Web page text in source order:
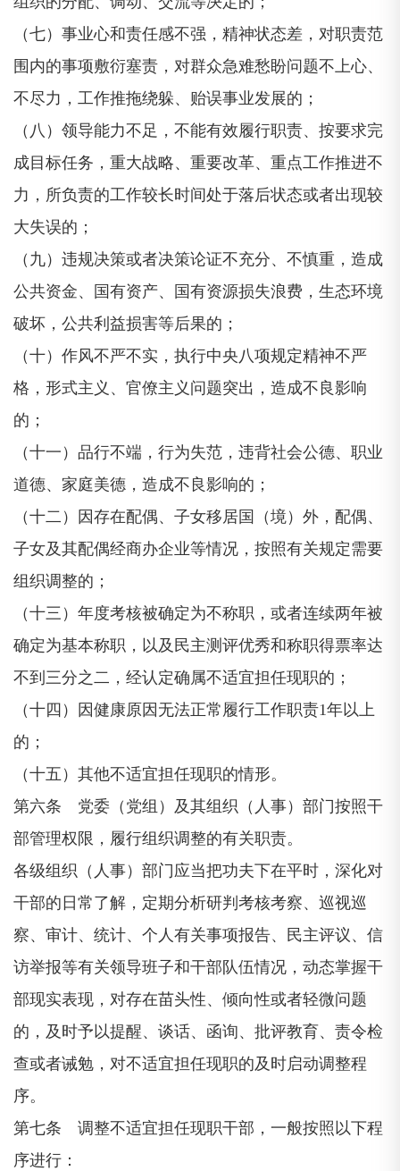
（七）事业心和责任感不强，精神状态差，对职责范
围内的事项敷衍塞责，对群众急难愁盼问题不上心、
不尽力，工作推拖绕躲、贻误事业发展的；
（八）领导能力不足，不能有效履行职责、按要求完
成目标任务，重大战略、重要改革、重点工作推进不
力，所负责的工作较长时间处于落后状态或者出现较
大失误的；
（九）违规决策或者决策论证不充分、不慎重，造成
公共资金、国有资产、国有资源损失浪费，生态环境
破坏，公共利益损害等后果的；
（十）作风不严不实，执行中央八项规定精神不严
格，形式主义、官僚主义问题突出，造成不良影响
的；
（十一）品行不端，行为失范，违背社会公德、职业
道德、家庭美德，造成不良影响的；
（十二）因存在配偶、子女移居国（境）外，配偶、
子女及其配偶经商办企业等情况，按照有关规定需要
组织调整的；
（十三）年度考核被确定为不称职，或者连续两年被
确定为基本称职，以及民主测评优秀和称职得票率达
不到三分之二，经认定确属不适宜担任现职的；
（十四）因健康原因无法正常履行工作职责1年以上
的；
（十五）其他不适宜担任现职的情形。
第六条 党委（党组）及其组织（人事）部门按照干
部管理权限，履行组织调整的有关职责。
各级组织（人事）部门应当把功夫下在平时，深化对
干部的日常了解，定期分析研判考核考察、巡视巡
察、审计、统计、个人有关事项报告、民主评议、信
访举报等有关领导班子和干部队伍情况，动态掌握干
部现实表现，对存在苗头性、倾向性或者轻微问题
的，及时予以提醒、谈话、函询、批评教育、责令检
查或者诫勉，对不适宜担任现职的及时启动调整程
序。
第七条 调整不适宜担任现职干部，一般按照以下程
序进行：